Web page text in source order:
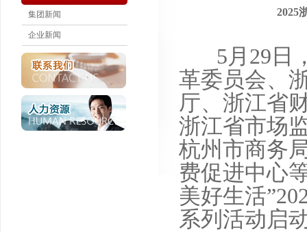
集团新闻
企业新闻
2025
5月29日
革委员会、
厅、浙江省
浙江省市场
杭州市商务
费促进中心
美好生活
系列活动启